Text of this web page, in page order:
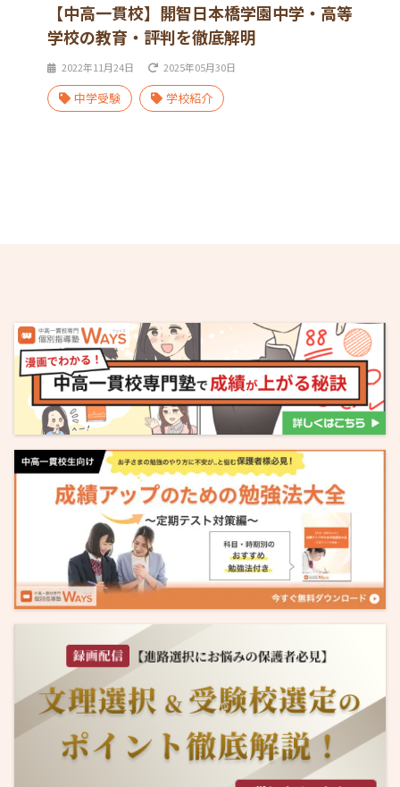
【中高一貫校】開智日本橋学園中学・高等
学校の教育・評判を徹底解明
2022年11月24日 2025年05月30日
中学受験 学校紹介